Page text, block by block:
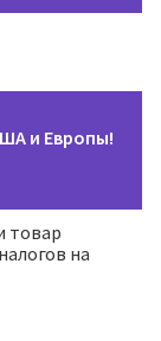
и Европы!
товар
на